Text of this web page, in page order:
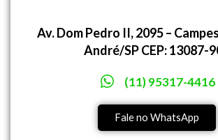
Av. Dom Pedro II, 2095 –
André/SP CEP: 13087-
(11) 95317-4416
Fale no WhatsApp